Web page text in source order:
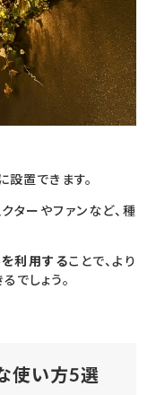
設置できます。
ターやファンなど、種
利用することで、より
でしょう。
使い方5選